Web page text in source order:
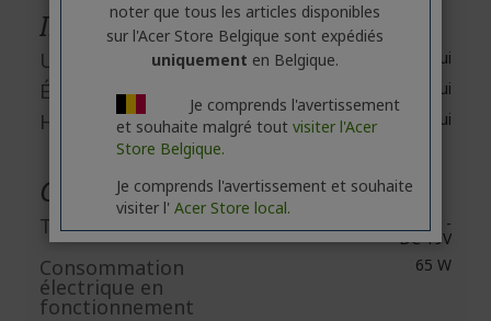
Interfaces/Ports
USB Oui
Écouteurs Oui
HDMI Oui
Caractéristiques de l'alimentation
Tension en entrée AC 100~240V,50/60 Hz -
DC 19V
Consommation
électrique en
fonctionnement
65 W
noter que tous les articles disponibles
sur l'Acer Store Belgique sont expédiés
uniquement en Belgique.
Je comprends l'avertissement
et souhaite malgré tout visiter l'Acer
Store Belgique.
Je comprends l'avertissement et souhaite
visiter l' Acer Store local.